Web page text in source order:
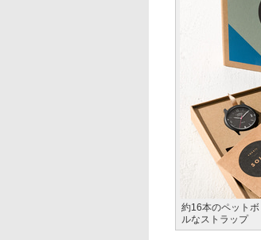
約16本のペット
ルなストラップ